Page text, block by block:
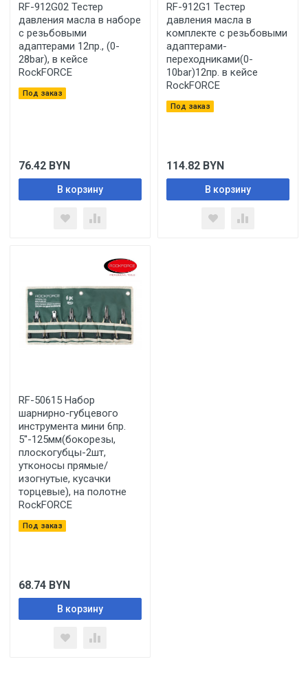
RF-912G02 Тестер
давления масла в наборе
с резьбовыми
адаптерами 12пр., (0-
28bar), в кейсе
RockFORCE
Под заказ
76.42 BYN
В корзину
RF-912G1 Тестер
давления масла в
комплекте с резьбовыми
адаптерами-
переходниками(0-
10bar)12пр. в кейсе
RockFORCE
Под заказ
114.82 BYN
В корзину
RF-50615 Набор
шарнирно-губцевого
инструмента мини 6пр.
5''-125мм(бокорезы,
плоскогубцы-2шт,
утконосы прямые/
изогнутые, кусачки
торцевые), на полотне
RockFORCE
Под заказ
68.74 BYN
В корзину